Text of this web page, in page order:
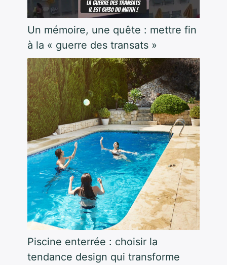
Un mémoire, une quête : mettre fin
à la « guerre des transats »
Piscine enterrée : choisir la
tendance design qui transforme